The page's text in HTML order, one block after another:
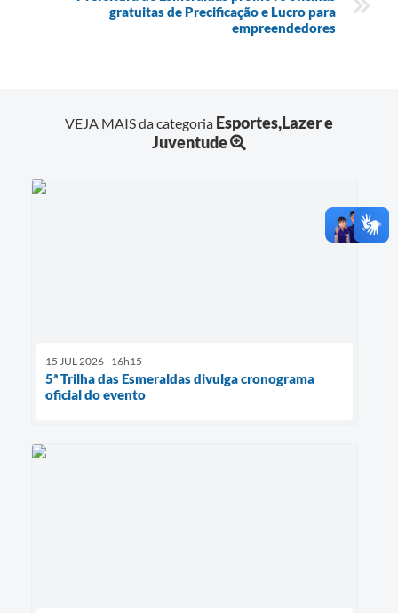
gratuitas de Precificação e Lucro para
empreendedores
VEJA MAIS da categoria Esportes,Lazer e
Juventude
15 JUL 2026 - 16h15
5ª Trilha das Esmeraldas divulga cronograma
oficial do evento